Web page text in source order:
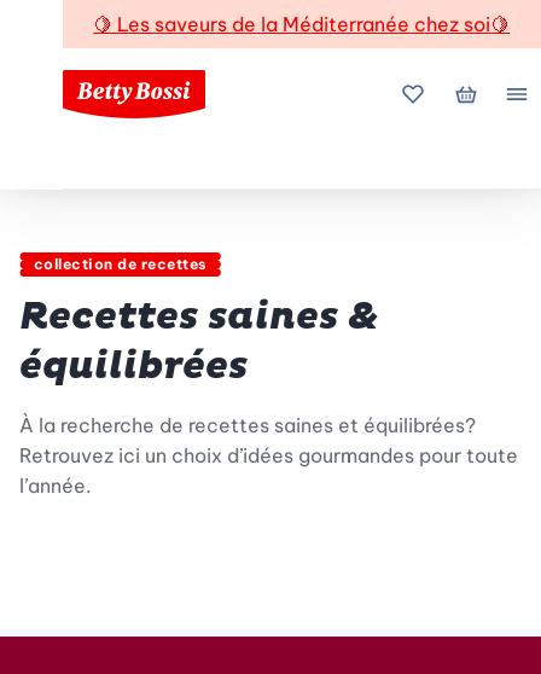
🍋 Les saveurs de la Méditerranée chez soi🍋
Mes favoris
Mon
collection de recettes
Recettes saines &
équilibrées
À la recherche de recettes saines et équilibrées?
Retrouvez ici un choix d’idées gourmandes pour toute
l’année.